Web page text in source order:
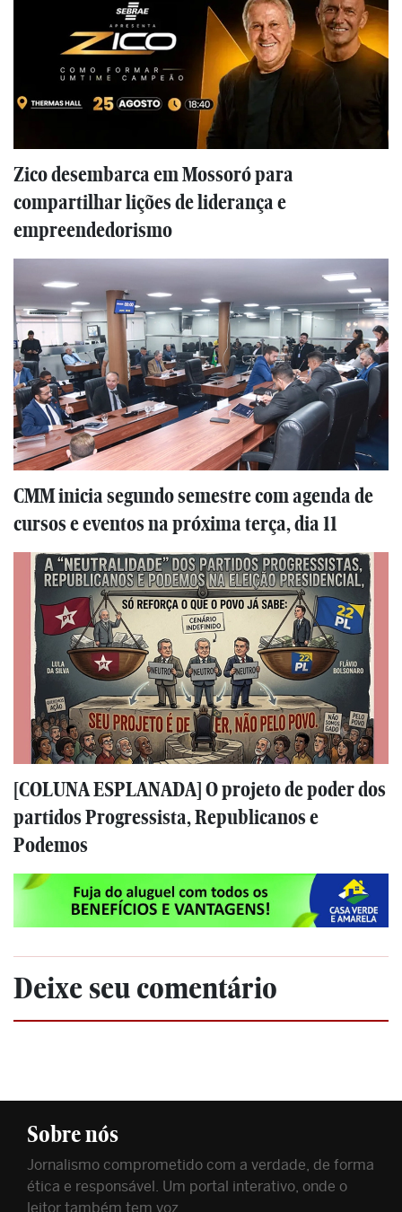
Zico desembarca em Mossoró para
compartilhar lições de liderança e
empreendedorismo
CMM inicia segundo semestre com agenda de
cursos e eventos na próxima terça, dia 11
[COLUNA ESPLANADA] O projeto de poder dos
partidos Progressista, Republicanos e
Podemos
Deixe seu comentário
Sobre nós
Jornalismo comprometido com a verdade, de forma
ética e responsável. Um portal interativo, onde o
leitor também tem voz.